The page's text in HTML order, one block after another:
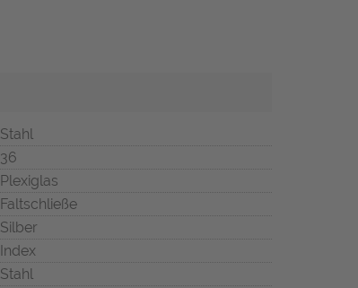
Stahl
36
Plexiglas
Faltschließe
Silber
Index
Stahl